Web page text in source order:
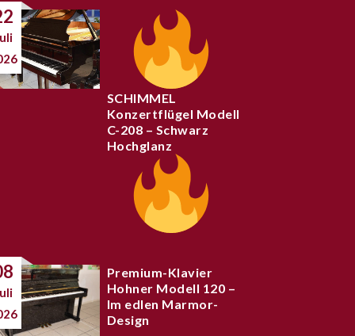
SCHIMMEL
Konzertflügel Modell
C-208 – Schwarz
Hochglanz
Premium-Klavier
Hohner Modell 120 –
Im edlen Marmor-
Design